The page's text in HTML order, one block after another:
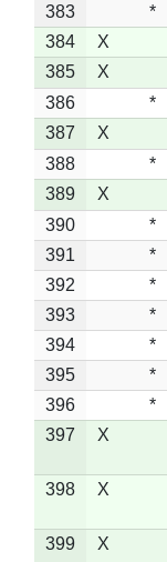
383
*
384
X
385
X
386
*
387
X
388
*
389
X
390
*
391
*
392
*
393
*
394
*
395
*
396
*
397
X
398 X
399 X